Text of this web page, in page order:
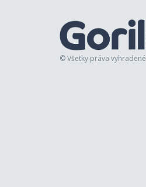
© Všetky práva vyhradené